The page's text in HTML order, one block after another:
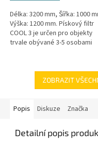
Délka: 3200 mm, Šířka: 1000
Výška: 1200 mm. Pískový filtr
COOL 3 je určen pro objekty
trvale obývané 3-5 osobami
ZOBRAZIT
Popis Diskuze Značka
Detailní popis